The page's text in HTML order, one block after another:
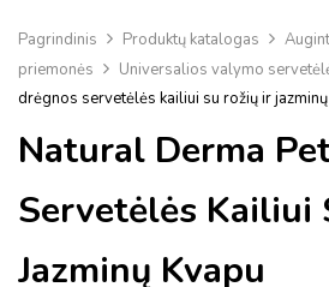
Pagrindinis Produktų katalogas
priemonės
Universalios valymo
drėgnos servetėlės ​​kailiui su rožių ir
Natural Derma
Servetėlės ​​kailiui
Jazminų Kvapu